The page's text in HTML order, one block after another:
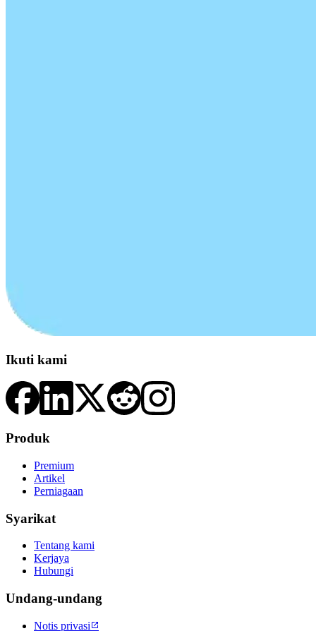
Ikuti kami
Produk
Premium
Artikel
Perniagaan
Syarikat
Tentang kami
Kerjaya
Hubungi
Undang-undang
Notis privasi 